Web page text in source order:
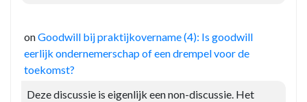
onGoodwill bij praktijkovername (4): Is goodwill
eerlijk ondernemerschap of een drempel voor de
toekomst?
Deze discussie is eigenlijk een non-discussie. Het